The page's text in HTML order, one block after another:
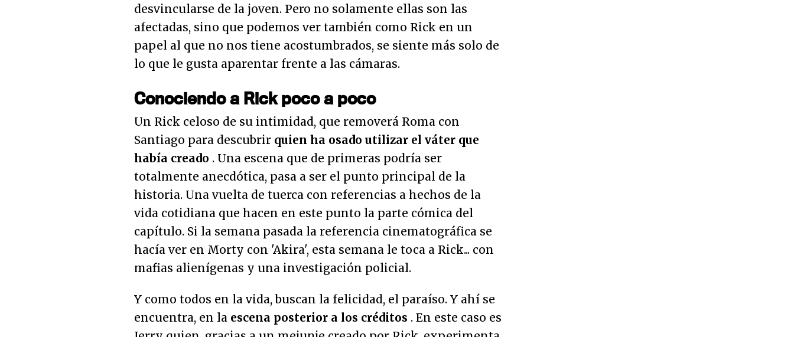
desvincularse de la joven. Pero no solamente ellas son las
afectadas, sino que podemos ver también como Rick en un
papel al que no nos tiene acostumbrados, se siente más solo de
lo que le gusta aparentar frente a las cámaras.
Conociendo a Rick poco a poco
Un Rick celoso de su intimidad, que removerá Roma con
Santiago para descubrir quien ha osado utilizar el váter que
había creado . Una escena que de primeras podría ser
totalmente anecdótica, pasa a ser el punto principal de la
historia. Una vuelta de tuerca con referencias a hechos de la
vida cotidiana que hacen en este punto la parte cómica del
capítulo. Si la semana pasada la referencia cinematográfica se
hacía ver en Morty con 'Akira', esta semana le toca a Rick... con
mafias alienígenas y una investigación policial.
Y como todos en la vida, buscan la felicidad, el paraíso. Y ahí se
encuentra, en la escena posterior a los créditos . En este caso es